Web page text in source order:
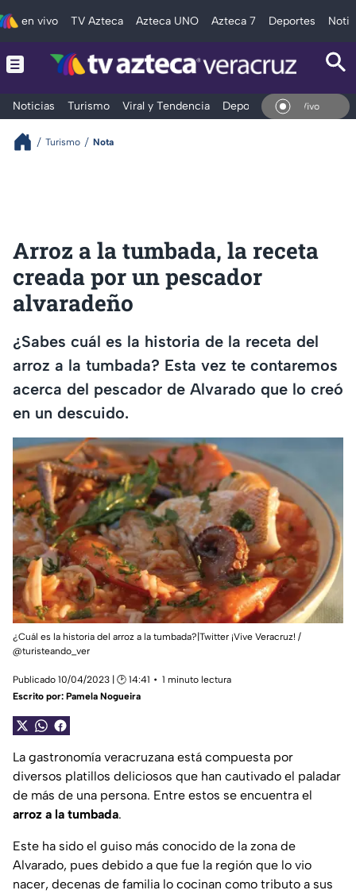
en vivo TV Azteca Azteca UNO Azteca 7 Deportes
Noticias Turismo Viral y Tendencia Deportes Espectáculos
En Vivo
Turismo Nota
Arroz a la tumbada, la receta
creada por un pescador
alvaradeño
¿Sabes cuál es la historia de la receta del
arroz a la tumbada? Esta vez te contaremos
acerca del pescador de Alvarado que lo creó
en un descuido.
¿Cuál es la historia del arroz a la tumbada?|Twitter ¡Vive Veracruz! /
@turisteando_ver
Publicado 10/04/2023 | 🕑 14:41
1 minuto lectura
Escrito por: Pamela Nogueira
La gastronomía veracruzana está compuesta por
diversos platillos deliciosos que han cautivado el paladar
de más de una persona. Entre estos se encuentra el
arroz a la tumbada.
Este ha sido el guiso más conocido de la zona de
Alvarado, pues debido a que fue la región que lo vio
nacer, decenas de familia lo cocinan como tributo a sus